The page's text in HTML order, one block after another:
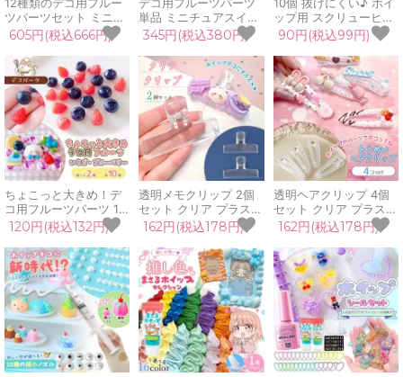
ツパーツセット ミニチ
ュアスイーツ 果物 果実
パフェ トッピング カフ
ェ フェイクスイーツ
UVレジン 手芸 クラフ
ト GreenOceanオリジ
ナル♪
605円(税込666円)
単品 ミニチュアスイー
ツ 果物 果実 パフェ ト
ッピング カフェ フェイ
クスイーツ 苺 さくらん
ぼ UVレジン 手芸 クラ
フト
345円(税込380円)
ップ用 スクリューヒー
トン プラスチック製 ね
じ式 ネジ クリア 透明
セット 基礎 アクセサリ
ー パーツ ホイップデコ
UVレジン クラフト ハ
ンドメイド
90円(税込99円)
ちょこっと大きめ！デ
コ用フルーツパーツ 10
個入り いちご ブルーベ
リー ミニチュアスイー
ツ 果物 果実 パフェ ト
ッピング カフェ フェイ
クスイーツ
120円(税込132円)
透明メモクリップ 2個
セット クリア プラスチ
ック製 ホイップデコ 文
房具 文具 幅広 プラス
チック土台 袋留め 推し
活 デコ用 ペーパークリ
ップ UVレジン 手芸 ク
ラフト
162円(税込178円)
透明ヘアクリップ 4個
セット クリア プラスチ
ック製 ホイップデコ デ
コ土台 ヘアクリップ制
作, ヘア ピン アクセサ
リー パーツ 推し活 デ
コ用クリップ UVレジ
ン クラフト
162円(税込178円)